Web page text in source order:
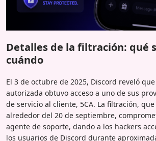
Detalles de la filtración: qué
cuándo
El 3 de octubre de 2025, Discord reveló
autorizada obtuvo acceso a uno de sus
de servicio al cliente, 5CA. La filtración,
alrededor del 20 de septiembre,
agente de soporte, dando a los hackers
los usuarios de Discord durante